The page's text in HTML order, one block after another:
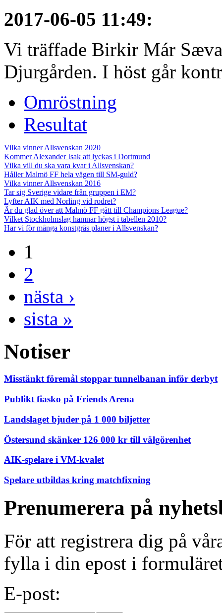
2017-06-05 11:49:
Vi träffade Birkir Már
Djurgården. I höst går
Omröstning
Resultat
Vilka vinner Allsvenskan 2020
Kommer Alexander Isak att lyckas i Dortmund
Vilka vill du ska vara kvar i Allsvenskan?
Håller Malmö FF hela vägen till SM-guld?
Vilka vinner Allsvenskan 2016
Tar sig Sverige vidare från gruppen i EM?
Lyfter AIK med Norling vid rodret?
Är du glad över att Malmö FF gått till Champions League?
Vilket Stockholmslag hamnar högst i tabellen 2010?
Har vi för många konstgräs planer i Allsvenskan?
1
2
nästa ›
sista »
Notiser
Misstänkt föremål stoppar tunnelbanan inför derbyt
Publikt fiasko på Friends Arena
Landslaget bjuder på 1 000 biljetter
Östersund skänker 126 000 kr till välgörenhet
AIK-spelare i VM-kvalet
Spelare utbildas kring matchfixning
Prenumerera på
För att registrera dig på
fylla i din epost i
E-post: